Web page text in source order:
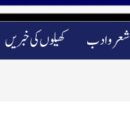
کھیلوں کی خبریں شعرو ادب